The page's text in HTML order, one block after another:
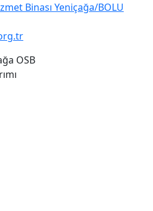
Binası Yeniçağa/BOLU
OSB